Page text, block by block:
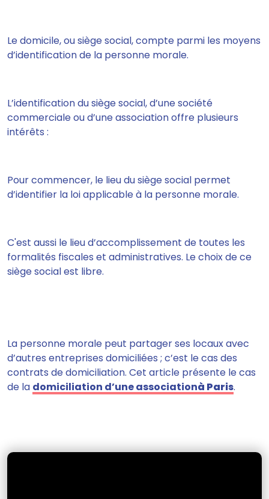
Le domicile, ou siège social, compte parmi les moyens
d’identification de la personne morale.
L’identification du siège social, d’une société
commerciale ou d’une association offre plusieurs
intérêts :
Pour commencer, le lieu du siège social permet
d’identifier la loi applicable à la personne morale.
C'est aussi le lieu d’accomplissement de toutes les
formalités fiscales et administratives. Le choix de ce
siège social est libre.
La personne morale peut partager ses locaux avec
d’autres entreprises domiciliées ; c’est le cas des
contrats de domiciliation. Cet article présente le cas
de la domiciliation d’une associationà Paris.